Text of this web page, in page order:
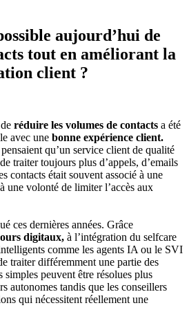
aujourd’hui de
tout en améliorant la
client ?
réduire les volumes de contacts a été
avec une bonne expérience client.
qu’un service client de qualité
traiter toujours plus d’appels, d’emails
contacts était souvent associé à une
une volonté de limiter l’accès aux
ces dernières années. Grâce
digitaux, à l’intégration du selfcare
comme les agents IA ou le SVI
traiter différemment une partie des
simples peuvent être résolues plus
autonomes tandis que les conseillers
qui nécessitent réellement une